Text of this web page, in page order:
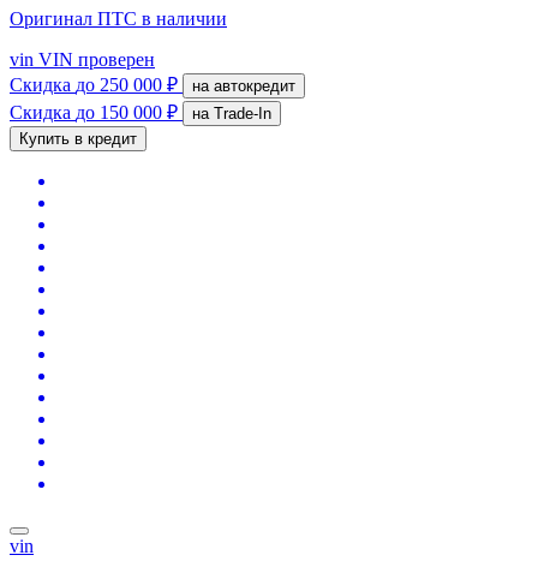
Оригинал ПТС в наличии
vin VIN проверен
Скидка до 250 000 ₽ на автокредит
Скидка до 150 000 ₽
на Trade-In
Купить в кредит
vin